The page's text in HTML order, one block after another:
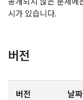
공개되지 않은 문제에
시가 있습니다.
버전
버전 날짜